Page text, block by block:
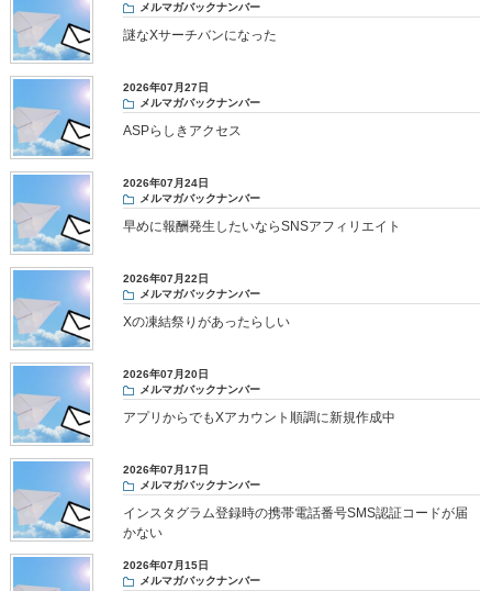
メルマガバックナンバー
謎なXサーチバンになった
2026年07月27日
メルマガバックナンバー
ASPらしきアクセス
2026年07月24日
メルマガバックナンバー
早めに報酬発生したいならSNSアフィリエイト
2026年07月22日
メルマガバックナンバー
Xの凍結祭りがあったらしい
2026年07月20日
メルマガバックナンバー
アプリからでもXアカウント順調に新規作成中
2026年07月17日
メルマガバックナンバー
インスタグラム登録時の携帯電話番号SMS認証コードが届
かない
2026年07月15日
メルマガバックナンバー